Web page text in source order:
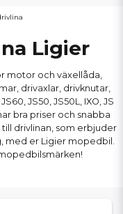
Ligier
motor och växellåda,
drivaxlar, drivknutar,
JS50, JS50L, IXO, JS
bra priser och snabba
drivlinan, som erbjuder
med er Ligier mopedbil.